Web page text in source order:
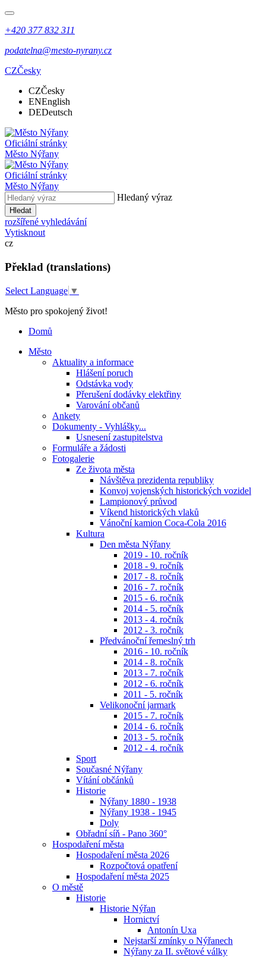
+420 377 832 311
podatelna@mesto-nyrany.cz
CZČesky
CZČesky
ENEnglish
DEDeutsch
Oficiální stránky
Město Nýřany
Oficiální stránky
Město Nýřany
Hledaný výraz
Hledat
rozšířené vyhledávání
Vytisknout
cz
Překlad (translations)
Select Language ▼
Město pro spokojený život!
Domů
Město
Aktuality a informace
Hlášení poruch
Odstávka vody
Přerušení dodávky elektřiny
Varování občanů
Ankety
Dokumenty - Vyhlášky...
Usnesení zastupitelstva
Formuláře a žádosti
Fotogalerie
Ze života města
Návštěva prezidenta republiky
Konvoj vojenských historických vozidel
Lampionový průvod
Víkend historických vlaků
Vánoční kamion Coca-Cola 2016
Kultura
Den města Nýřany
2019 - 10. ročník
2018 - 9. ročník
2017 - 8. ročník
2016 - 7. ročník
2015 - 6. ročník
2014 - 5. ročník
2013 - 4. ročník
2012 - 3. ročník
Předvánoční řemeslný trh
2016 - 10. ročník
2014 - 8. ročník
2013 - 7. ročník
2012 - 6. ročník
2011 - 5. ročník
Velikonoční jarmark
2015 - 7. ročník
2014 - 6. ročník
2013 - 5. ročník
2012 - 4. ročník
Sport
Současné Nýřany
Vítání občánků
Historie
Nýřany 1880 - 1938
Nýřany 1938 - 1945
Doly
Obřadní síň - Pano 360°
Hospodaření města
Hospodaření města 2026
Rozpočtová opatření
Hospodaření města 2025
O městě
Historie
Historie Nýřan
Hornictví
Antonín Uxa
Nejstarší zmínky o Nýřanech
Nýřany za II. světové války